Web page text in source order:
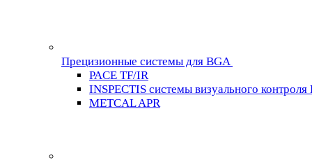
Прецизионные системы для BGA
PACE TF/IR
INSPECTIS системы визуального контроля
METCAL APR